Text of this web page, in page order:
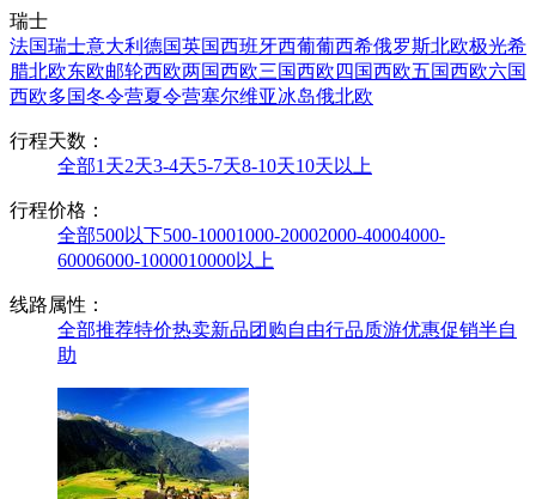
瑞士
法国瑞士意大利 德国英国西班牙西葡葡西希俄罗斯北欧极光希
腊北欧东欧邮轮西欧两国西欧三国西欧四国西欧五国西欧六国
西欧多国冬令营夏令营塞尔维亚冰岛俄北欧
行程天数：
全部1天2天3-4天5-7天8-10天10天以上
行程价格：
全部500以下500-10001000-20002000-40004000-
60006000-1000010000以上
线路属性：
全部推荐特价热卖新品团购自由行品质游优惠促销半自
助